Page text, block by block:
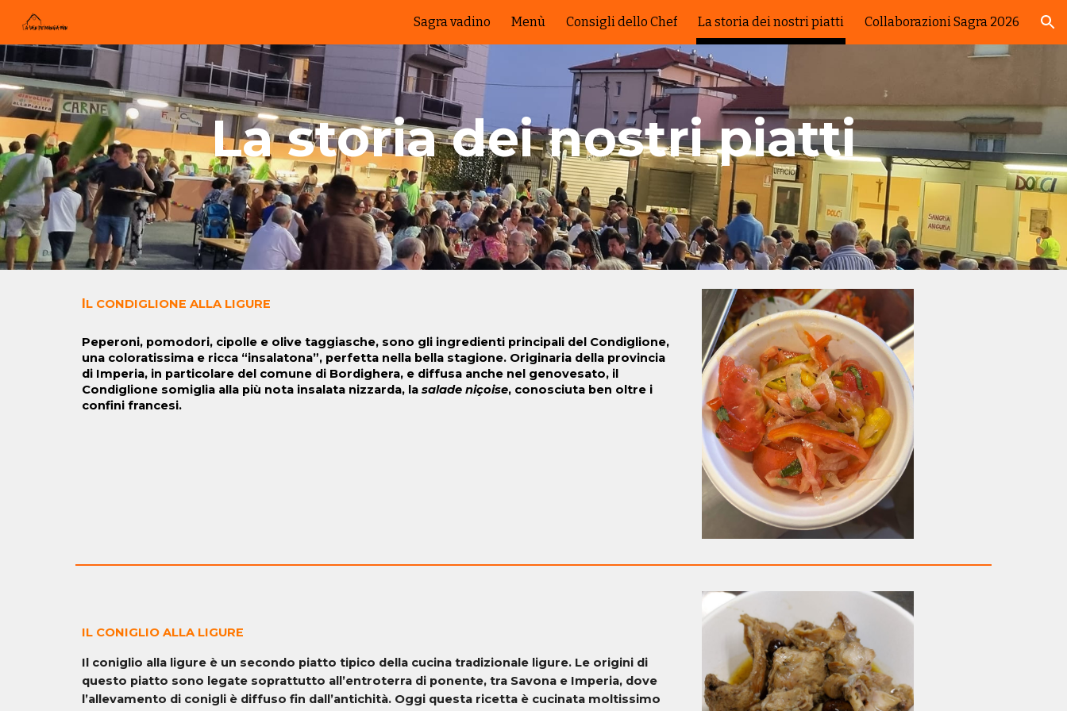
Skip to main content Skip to navigation
Sagra vadino Menù Consigli dello Chef La storia dei nostri piatti Collaborazioni Sagra 2026
La storia dei nostri piatti
IL CONDIGLIONE ALLA LIGURE
Peperoni, pomodori,cipolle e olive taggiasche, sono gli ingredienti principali del Condiglione,
una coloratissima e ricca “insalatona”, perfetta nella bella stagione. Originaria della provincia
di Imperia, in particolare del comune di Bordighera, e diffusa anche nel genovesato, il
Condiglione somiglia alla più nota insalata nizzarda, la salade niçoise, conosciuta ben oltre i
confini francesi.
IL CONIGLIO ALLA LIGURE
Il coniglio alla ligure è un secondo piatto tipico della cucina tradizionale ligure. Le origini di
questo piatto sono legate soprattutto all’entroterra di ponente, tra Savona e Imperia, dove
l’allevamento di conigli è diffuso fin dall’antichità. Oggi questa ricetta è cucinata moltissimo